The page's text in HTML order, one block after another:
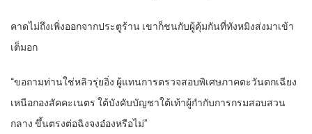
คาดไม่ถึงเพิ่งออกจากประตูร้าน เขาก็ชนกับผู้คุ้มกันที่ทังหมิงส่งมาเข้า
เต็มอก
“ขอถามท่านใช่หลิวรุ่ยอิ่ง ผู้แทนการตรวจสอบพิเศษภาคตะวันตกเฉียง
เหนือกองสัคคะเนตร ใต้บังคับบัญชาใต้เท้าผู้กำกับการกรมสอบสวน
กลาง ขึ้นตรงต่อฉิงจงอ๋องหรือไม่”